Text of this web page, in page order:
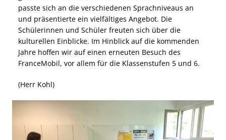
passte sich an die verschiedenen Sprachniveaus an
und präsentierte ein vielfältiges Angebot. Die
Schülerinnen und Schüler freuten sich über die
kulturellen Einblicke. Im Hinblick auf die kommenden
Jahre hoffen wir auf einen erneuten Besuch des
FranceMobil, vor allem für die Klassenstufen 5 und 6.
(Herr Kohl)